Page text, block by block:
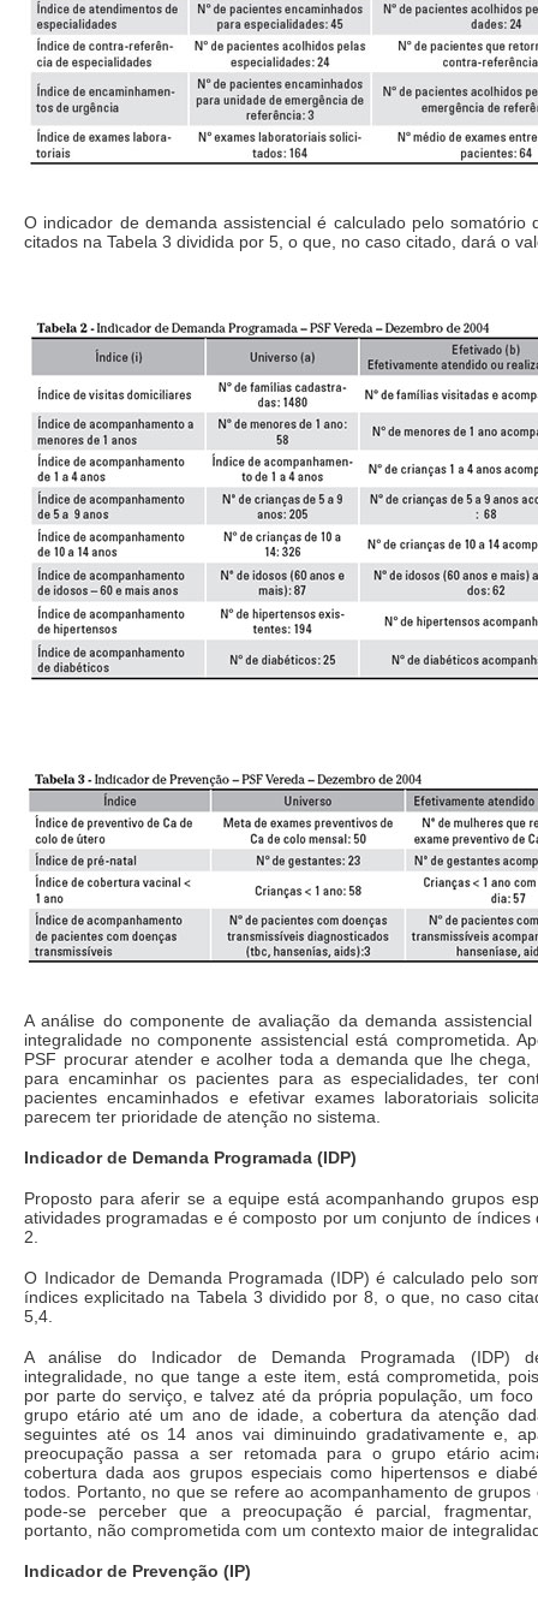
O indicador de demanda assistencial é calculado pelo somatório
citados na Tabela 3 dividida por 5, o que, no caso citado, dará o
A análise do componente de avaliação da demanda
integralidade no componente assistencial está comprometida.
PSF procurar atender e acolher toda a demanda que lhe chega,
para encaminhar os pacientes para as especialidades, ter
pacientes encaminhados e efetivar exames laboratoriais
parecem ter prioridade de atenção no sistema.
Indicador de Demanda Programada (IDP)
Proposto para aferir se a equipe está acompanhando grupos
atividades programadas e é composto por um conjunto de índices
2.
O Indicador de Demanda Programada (IDP) é calculado pelo
índices explicitado na Tabela 3 dividido por 8, o que, no caso
5,4.
A análise do Indicador de Demanda Programada (IDP)
integralidade, no que tange a este item, está comprometida,
por parte do serviço, e talvez até da própria população, um
grupo etário até um ano de idade, a cobertura da atenção
seguintes até os 14 anos vai diminuindo gradativamente e,
preocupação passa a ser retomada para o grupo etário
cobertura dada aos grupos especiais como hipertensos e
todos. Portanto, no que se refere ao acompanhamento de grupos
pode-se perceber que a preocupação é parcial, fragmentar,
portanto, não comprometida com um contexto maior de
Indicador de Prevenção (IP)